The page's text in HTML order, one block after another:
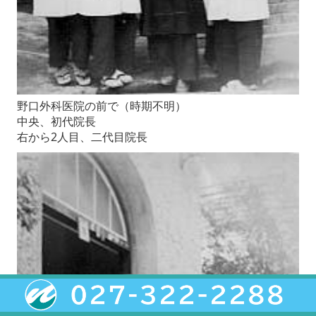
野口外科医院の前で（時期不明）
中央、初代院長
右から2人目、二代目院長